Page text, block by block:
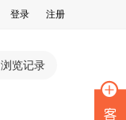
登录 注册
浏览记录